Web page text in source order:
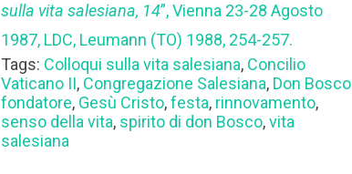
sulla vita salesiana, 14”, Vienna 23-28 Agosto
1987, LDC, Leumann (TO) 1988, 254-257.
Tags: Colloqui sulla vita salesiana, Concilio
Vaticano II, Congregazione Salesiana, Don Bosco
fondatore, Gesù Cristo,festa, rinnovamento,
senso della vita, spirito di don Bosco,vita
salesiana